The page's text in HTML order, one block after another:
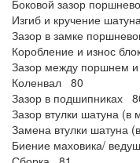
Боковой зазор
Изгиб и кручение
Зазор в замке
Коробление и износ
Зазор между поршнем
Коленвал 80
Зазор в подшипниках
Зазор втулки шатуна (в
Замена втулки шатуна
Биение маховика/